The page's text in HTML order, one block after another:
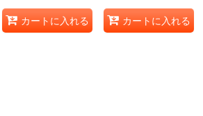
カートに入れる カートに入れる